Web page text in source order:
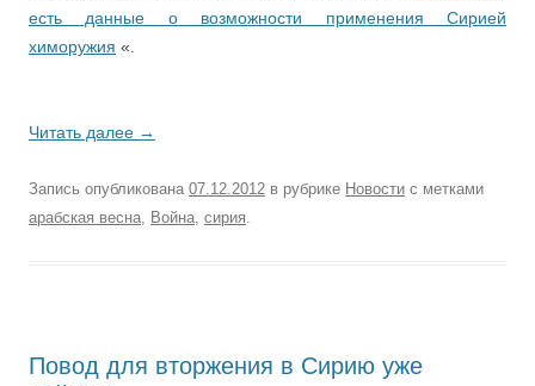
есть данные о возможности применения Сирией
химоружия «.
Читать далее →
Запись опубликована 07.12.2012 в рубрике Новости с метками
арабская весна, Война, сирия.
Повод для вторжения в Сирию уже